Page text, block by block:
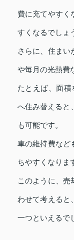
費に充てやすく
すくなるでしょ
さらに、住まい
や毎月の光熱費
たとえば、面
へ住み替えると
も可能です。
車の維持費など
ちやすくなりま
このように、売
わせて考えると
一つといえるで